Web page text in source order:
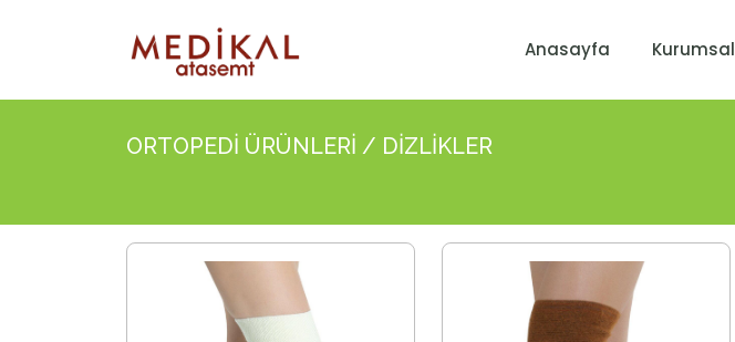
Anasayfa Kurumsal
ORTOPEDİ ÜRÜNLERİ / DİZLİKLER